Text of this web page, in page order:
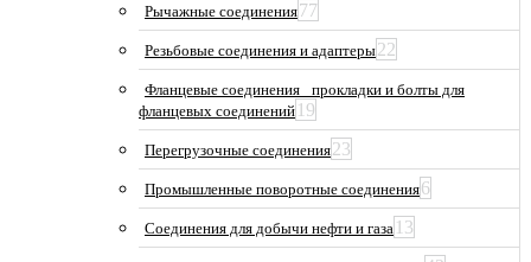
Рычажные соединения77
Резьбовые соединения и адаптеры22
Фланцевые соединения_ прокладки и болты для
фланцевых соединений 19
Перегрузочные соединения23
Промышленные поворотные соединения6
Соединения для добычи нефти и газа 13